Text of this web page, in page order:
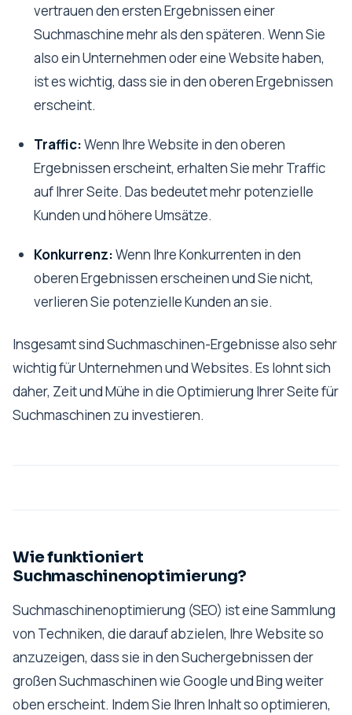
vertrauen den ersten Ergebnissen einer
Suchmaschine mehr als den späteren. Wenn Sie
also ein Unternehmen oder eine Website haben,
ist es wichtig, dass sie in den oberen Ergebnissen
erscheint.
Traffic:Wenn Ihre Website in den oberen
Ergebnissen erscheint, erhalten Sie mehr Traffic
auf Ihrer Seite. Das bedeutet mehr potenzielle
Kunden und höhere Umsätze.
Konkurrenz:Wenn Ihre Konkurrenten in den
oberen Ergebnissen erscheinen und Sie nicht,
verlieren Sie potenzielle Kunden an sie.
Insgesamt sind Suchmaschinen-Ergebnisse also sehr
wichtig für Unternehmen und Websites. Es lohnt sich
daher, Zeit und Mühe in die Optimierung Ihrer Seite für
Suchmaschinen zu investieren.
Wie funktioniert
Suchmaschinenoptimierung?
Suchmaschinenoptimierung (SEO) ist eine Sammlung
von Techniken, die darauf abzielen, Ihre Website so
anzuzeigen, dass sie in den Suchergebnissen der
großen Suchmaschinen wie Google und Bing weiter
oben erscheint. Indem Sie Ihren Inhalt so optimieren,